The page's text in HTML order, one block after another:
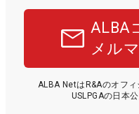
ALBA
メル
ALBA NetはR&Aのオフ
USLPGAの日本